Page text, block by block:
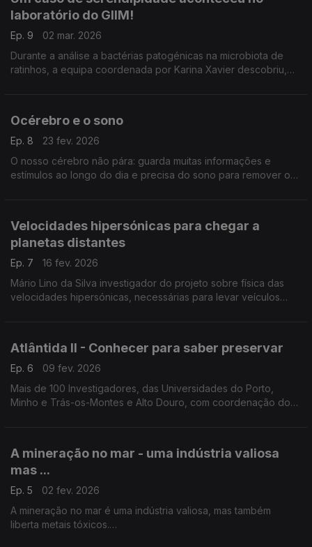
laboratório do GIIM!
Ep. 9
02 mar. 2026
Durante a análise a bactérias patogénicas na microbiota de
ratinhos, a equipa coordenada por Karina Xavier descobriu,
Océrebro e o sono
Ep. 8
23 fev. 2026
O nosso cérebro não pára: guarda muitas informações e
estímulos ao longo do dia e precisa do sono para remover o
Velocidades hipersónicas para chegar a
planetas distantes
Ep. 7
16 fev. 2026
Mário Lino da Silva investigador do projeto sobre física das
velocidades hipersónicas, necessárias para levar veículos
Atlântida II - Conhecer para saber preservar
Ep. 6
09 fev. 2026
Mais de 100 Investigadores, das Universidades do Porto,
Minho e Trás-os-Montes e Alto Douro, com coordenação do
A mineração no mar - uma indústria valiosa
mas ...
Ep. 5
02 fev. 2026
A mineração no mar é uma indústria valiosa, mas também
liberta metais tóxicos.